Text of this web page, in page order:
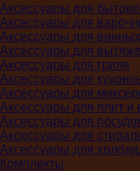
Аксессуары для
Аксессуары для
Аксессуары для
Аксессуары для
Аксессуары для гриля
Аксессуары для
Аксессуары для
Аксессуары для плит и
Аксессуары для
Аксессуары для
Аксессуары для
Комплекты